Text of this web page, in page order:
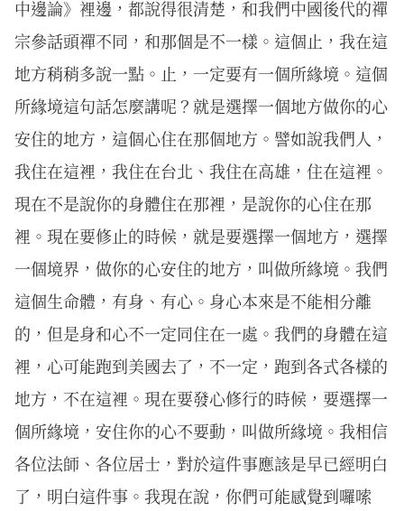
中邊論》裡邊，都說得很清楚，和我們中國後代的禪
宗參話頭禪不同，和那個是不一樣。這個止，我在這
地方稍稍多說一點。止，一定要有一個所緣境。這個
所緣境這句話怎麼講呢？就是選擇一個地方做你的心
安住的地方，這個心住在那個地方。譬如說我們人，
我住在這裡，我住在台北、我住在高雄，住在這裡。
現在不是說你的身體住在那裡，是說你的心住在那
裡。現在要修止的時候，就是要選擇一個地方，選擇
一個境界，做你的心安住的地方，叫做所緣境。我們
這個生命體，有身、有心。身心本來是不能相分離
的，但是身和心不一定同住在一處。我們的身體在這
裡，心可能跑到美國去了，不一定，跑到各式各樣的
地方，不在這裡。現在要發心修行的時候，要選擇一
個所緣境，安住你的心不要動，叫做所緣境。我相信
各位法師、各位居士，對於這件事應該是早已經明白
了，明白這件事。我現在說，你們可能感覺到囉嗦